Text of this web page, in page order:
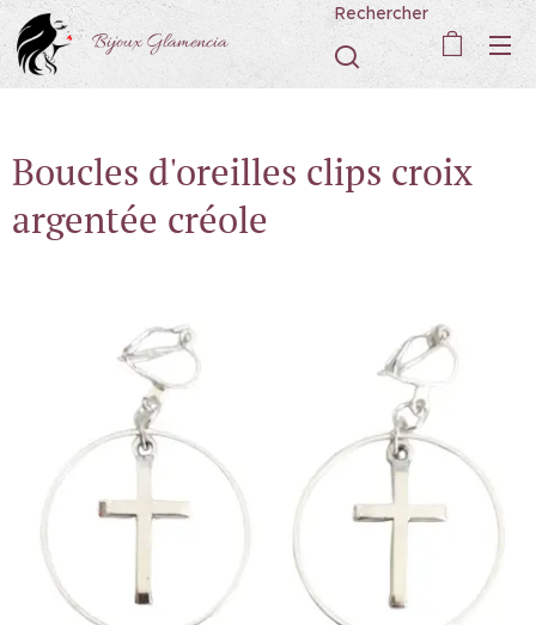
Bijoux Glamencia
Rechercher
Boucles d'oreilles clips croix
argentée créole